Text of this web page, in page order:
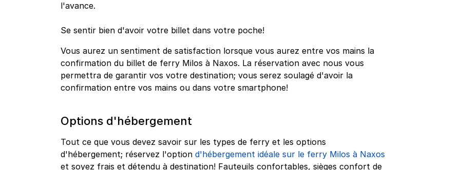
l'avance.
Se sentir bien d'avoir votre billet dans votre poche!
Vous aurez un sentiment de satisfaction lorsque vous aurez entre vos mains la
confirmation du billet de ferry Milos à Naxos. La réservation avec nous vous
permettra de garantir vos votre destination; vous serez soulagé d'avoir la
confirmation entre vos mains ou dans votre smartphone!
Options d'hébergement
Tout ce que vous devez savoir sur les types de ferry et les options
d'hébergement; réservez l'option d'hébergement idéale sur le ferry Milos à Naxos
et soyez frais et détendu à destination! Fauteuils confortables, sièges confort de